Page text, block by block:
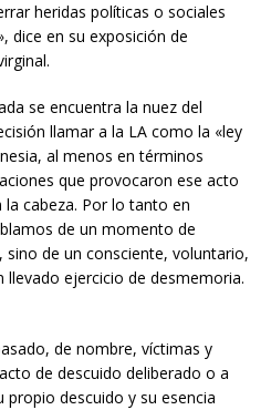
heridas políticas o sociales
dice en su exposición de
se encuentra la nuez del
llamar a la LA como la «ley
al menos en términos
que provocaron ese acto
cabeza. Por lo tanto en
de un momento de
sino de un consciente, voluntario,
llevado ejercicio de desmemoria.
de nombre, víctimas y
de descuido deliberado o a
descuido y su esencia